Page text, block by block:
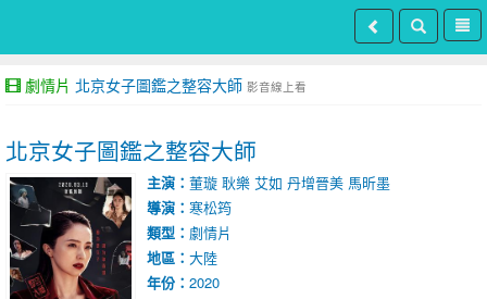
劇情片 北京女子圖鑑之整容大師 影音線上看
北京女子圖鑑之整容大師
主演： 董璇 耿樂 艾如 丹增晉美 馬昕墨
導演： 寒松筠
類型： 劇情片
地區： 大陸
年份： 2020